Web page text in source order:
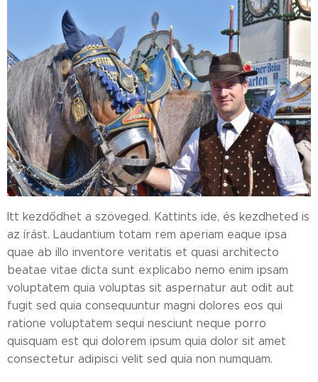
Itt kezdődhet a szöveged. Kattints ide, és kezdheted is
az írást. Laudantium totam rem aperiam eaque ipsa
quae ab illo inventore veritatis et quasi architecto
beatae vitae dicta sunt explicabo nemo enim ipsam
voluptatem quia voluptas sit aspernatur aut odit aut
fugit sed quia consequuntur magni dolores eos qui
ratione voluptatem sequi nesciunt neque porro
quisquam est qui dolorem ipsum quia dolor sit amet
consectetur adipisci velit sed quia non numquam.